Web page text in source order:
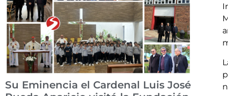
Su Eminencia el Cardenal Luis José